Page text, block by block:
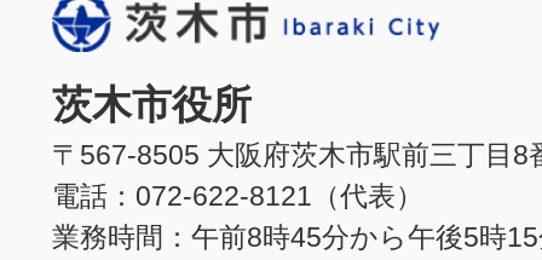
茨木市役所
〒567-8505 大阪府茨木市駅前三丁目8
電話：072-622-8121（代表）
業務時間：午前8時45分から午後5時